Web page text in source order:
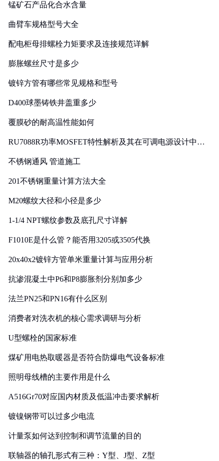
锰矿石产品化合水含量
曲臂车规格型号大全
配电柜母排螺栓力矩要求及连接规范详解
膨胀螺丝尺寸是多少
镀锌方管有哪些常见规格和型号
D400球墨铸铁井盖重多少
覆膜砂的耐高温性能如何
RU7088R功率MOSFET特性解析及其在可调电源设计中的
不锈钢通风 管道施工
201不锈钢重量计算方法大全
M20螺纹大径和小径是多少
1-1/4 NPT螺纹参数及底孔尺寸详解
F1010E是什么管？能否用3205或3505代换
20x40x2镀锌方管单米重量计算与应用分析
抗渗混凝土中P6和P8膨胀剂分别加多少
法兰PN25和PN16有什么区别
消费者对洗衣机的核心需求调研与分析
U型螺栓的国家标准
煤矿用电热取暖器是否符合防爆电气设备标准
照明母线槽的主要作用是什么
A516Gr70对应国内材质及低温冲击要求解析
镀镍钢带可以过多少电流
计量泵如何达到控制和调节流量的目的
联轴器的轴孔形式有三种：Y型、J型、Z型